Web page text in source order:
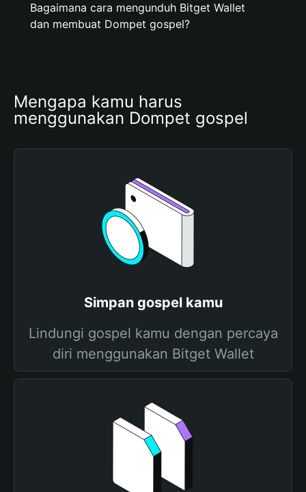
Bagaimana cara mengunduh Bitget Wallet
dan membuat Dompet gospel?
Mengapa kamu harus
menggunakan Dompet gospel
Simpan gospel kamu
Lindungi gospel kamu dengan percaya
diri menggunakan Bitget Wallet